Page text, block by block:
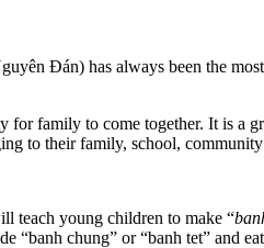
Đán) has always been the
family to come together. It is a
to their family, school,
teach young children to make “
“banh chung” or “banh tet” and